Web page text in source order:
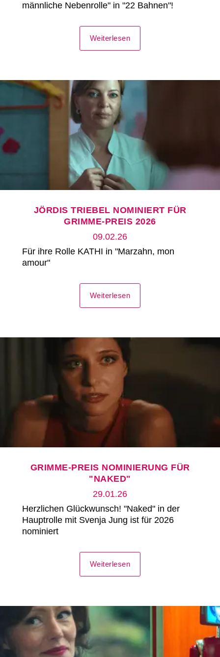
männliche Nebenrolle" in "22 Bahnen"!
Weiterlesen
JÖRDIS TRIEBEL NOMINIERT FÜR
GRIMME-PREIS 2026
09.02.26
Für ihre Rolle KATHI in "Marzahn, mon
amour"
Weiterlesen
GRIMME-PREIS NOMINIERUNG FÜR
"NAKED"
29.01.26
Herzlichen Glückwunsch! "Naked" in der
Hauptrolle mit Svenja Jung ist für 2026
nominiert
Weiterlesen